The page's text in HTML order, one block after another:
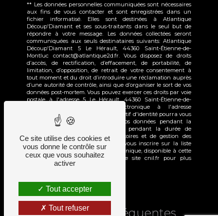
** Les données personnelles communiquées sont nécessaires
aux fins de vous contacter et sont enregistrées dans un
fichier informatisé. Elles sont destinées à Atlantique
Découp'Diamant et ses sous-traitants dans le seul but de
répondre à votre message. Les données collectées seront
communiquées aux seuls destinataires suivants: Atlantique
Découp'Diamant 5 Le Hérault, 44360 Saint-Étienne-de-
Montluc contact@atlantique2d.fr. Vous disposez de droits
d’accès, de rectification, d’effacement, de portabilité, de
limitation, d’opposition, de retrait de votre consentement à
tout moment et du droit d’introduire une réclamation auprès
d’une autorité de contrôle, ainsi que d’organiser le sort de vos
données post-mortem. Vous pouvez exercer ces droits par voie
postale à l'adresse 5 Le Hérault, 44360 Saint-Étienne-de-
Montluc ou par courrier électronique à l'adresse
contact@atlantique2d.fr. Un justificatif d'identité pourra vous
être demandé. Nous conservons vos données pendant la
période de prise de contact puis pendant la durée de
prescription légale aux fins probatoires et de gestion des
contentieux. Vous avez le droit de vous inscrire sur la liste
d'opposition au démarchage téléphonique, disponible à cette
adresse:
Bloctel.gouv.fr. Consultez le site cnil.fr pour plus
d’informations sur vos droits.
Recherches fréquentes
Ce site utilise des cookies et
vous donne le contrôle sur
ceux que vous souhaitez
activer
Tout accepter
Tout refuser